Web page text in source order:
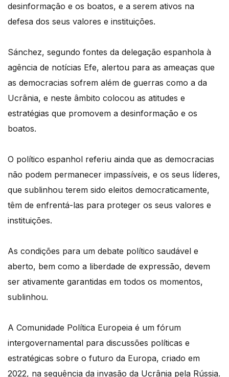
desinformação e os boatos, e a serem ativos na
defesa dos seus valores e instituições.
Sánchez, segundo fontes da delegação espanhola à
agência de notícias Efe, alertou para as ameaças que
as democracias sofrem além de guerras como a da
Ucrânia, e neste âmbito colocou as atitudes e
estratégias que promovem a desinformação e os
boatos.
O político espanhol referiu ainda que as democracias
não podem permanecer impassíveis, e os seus líderes,
que sublinhou terem sido eleitos democraticamente,
têm de enfrentá-las para proteger os seus valores e
instituições.
As condições para um debate político saudável e
aberto, bem como a liberdade de expressão, devem
ser ativamente garantidas em todos os momentos,
sublinhou.
A Comunidade Política Europeia é um fórum
intergovernamental para discussões políticas e
estratégicas sobre o futuro da Europa, criado em
2022, na sequência da invasão da Ucrânia pela Rússia.